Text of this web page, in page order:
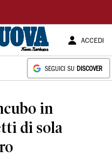
ACCEDI
SEGUICI SU DISCOVER
in
di sola